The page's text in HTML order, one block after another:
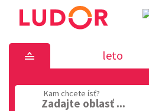
Rezidencia CAVALLINO -
leto
Kam chcete ísť?
Zadajte oblasť ...